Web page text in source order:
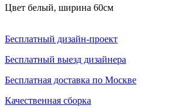
Цвет белый, ширина 60см
Бесплатный дизайн-проект
Бесплатный выезд дизайнера
Бесплатная доставка по Москве
Качественная сборка